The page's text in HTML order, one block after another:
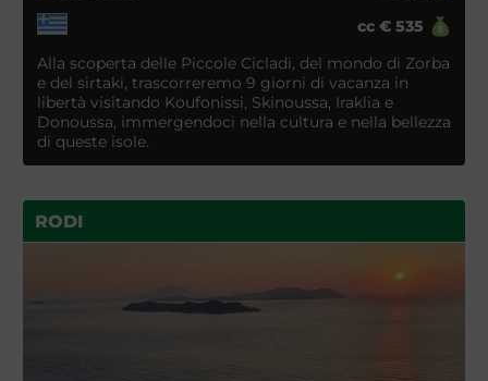
cc € 535
Alla scoperta delle Piccole Cicladi, del mondo di Zorba
e del sirtaki, trascorreremo 9 giorni di vacanza in
libertà visitando Koufonissi, Skinoussa, Iraklia e
Donoussa, immergendoci nella cultura e nella bellezza
di queste isole.
RODI